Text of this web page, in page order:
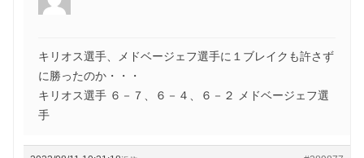
キリオス選手、メドベージェフ選手に１ブレイクも許さず
に勝ったのか・・・
キリオス選手 ６－７、６－４、６－２ メドベージェフ選
手